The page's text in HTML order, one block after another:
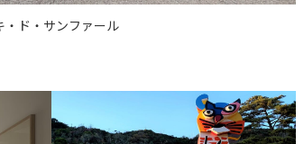
・ド・サンファール